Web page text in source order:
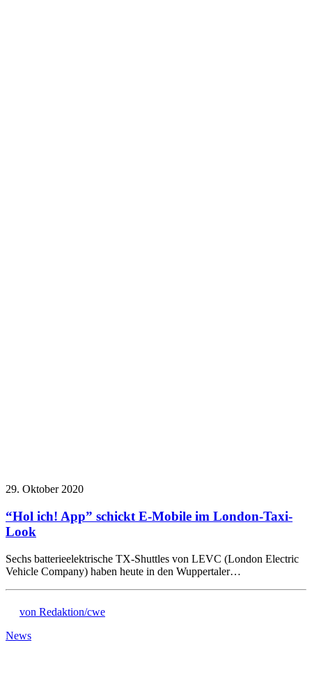
29. Oktober 2020
“Hol ich! App” schickt E-Mobile im London-Taxi-
Look
Sechs batterieelektrische TX-Shuttles von LEVC (London Electric
Vehicle Company) haben heute in den Wuppertaler…
von Redaktion/cwe
News